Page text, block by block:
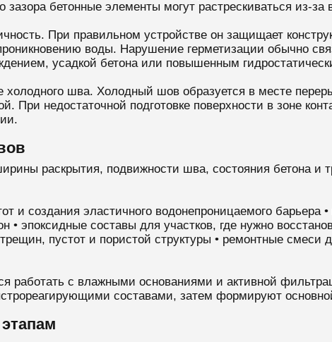
зазора бетонные элементы могут растрескиваться из-за
При правильном устройстве он защищает
воды. Нарушение герметизации обычно
усадкой бетона или повышенным
шва. Холодный шов образуется в месте
При недостаточной подготовке поверхности в зоне
раскрытия, подвижности шва, состояния бетона и
и создания эластичного водонепроницаемого барьера
• эпоксидные составы для участков, где нужно
пустот и пористой структуры • ремонтные смеси
работать с влажными основаниями и активной
составами, затем формируют